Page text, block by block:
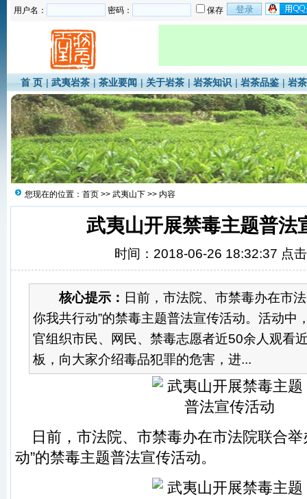
用户名： 密码： 保存
首 页 |武夷岩茶 |茶业要闻 |关于岩茶 |岩茶知识 |岩茶品鉴 |岩
您现在的位置： 首页 >> 武夷山下 >> 内容
武夷山开展禁毒主题普法
时间：2018-06-26 18:32:37 点
核心提示： 日前，市法院、市禁毒办在市
你我共行动”的禁毒主题普法宣传活动。活动中
官组织市民、网民、禁毒志愿者近50余人观看
板，向大家介绍毒品犯罪的危害，进...
日前，市法院、市禁毒办在市法院联合举
动”的禁毒主题普法宣传活动。